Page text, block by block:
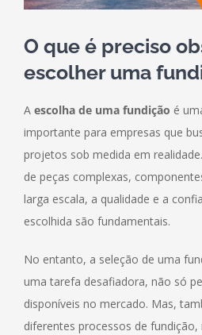
O que é preciso
escolher uma
A escolha de uma fundição é
importante para empresas que
projetos sob medida em
de peças complexas,
larga escala, a qualidade e a
escolhida são fundamentais.
No entanto, a seleção de uma
uma tarefa desafiadora, não só
disponíveis no mercado. Mas,
diferentes processos de